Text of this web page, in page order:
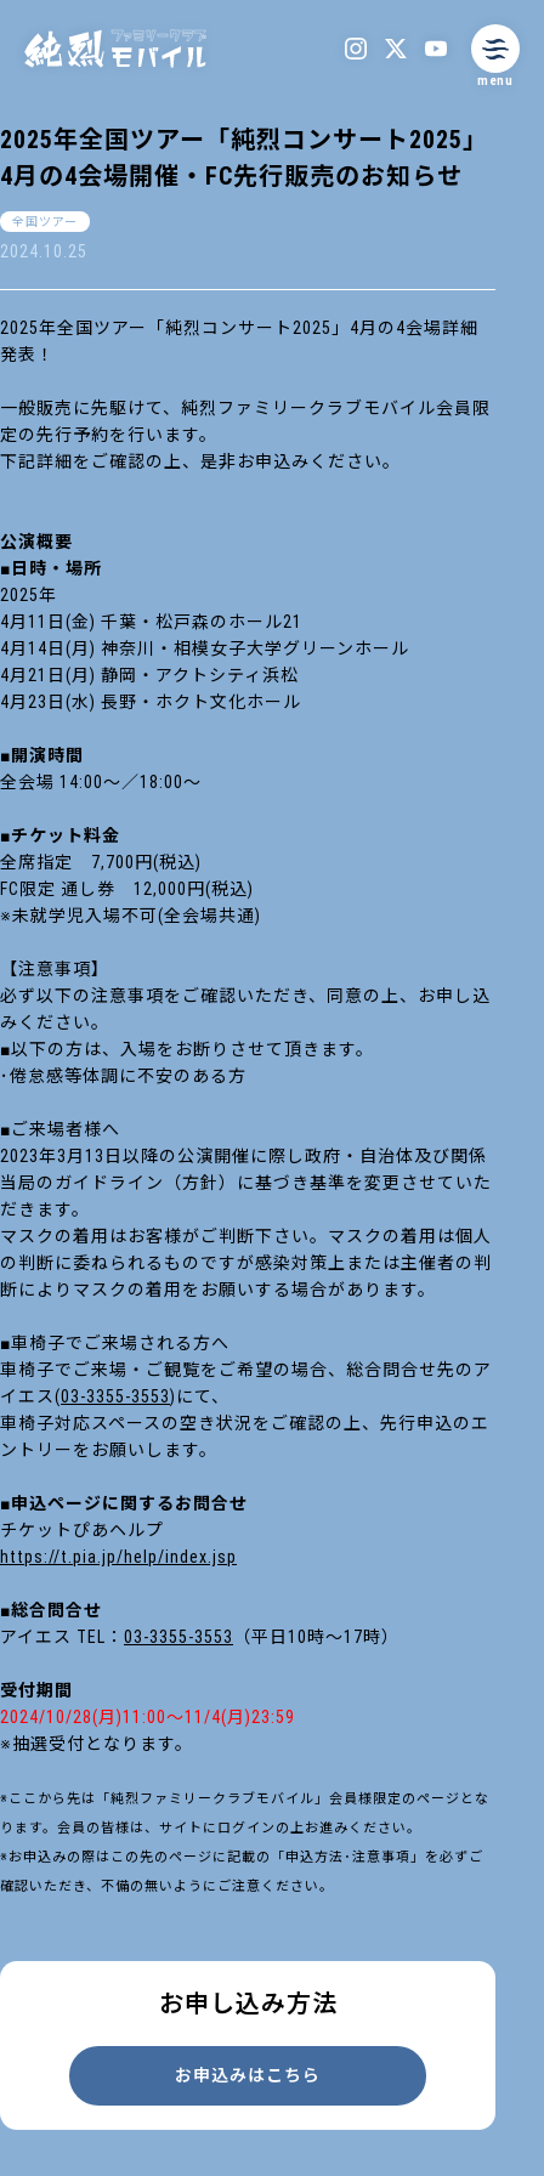
menu
2025年全国ツアー「純烈コンサート2025」
4月の4会場開催・FC先行販売のお知らせ
全国ツアー
2024.10.25
2025年全国ツアー「純烈コンサート2025」4月の4会場詳細
発表！
一般販売に先駆けて、純烈ファミリークラブモバイル会員限
定の先行予約を行います。
下記詳細をご確認の上、是非お申込みください。
公演概要
■日時・場所
2025年
4月11日(金) 千葉・松戸森のホール21
4月14日(月) 神奈川・相模女子大学グリーンホール
4月21日(月) 静岡・アクトシティ浜松
4月23日(水) 長野・ホクト文化ホール
■開演時間
全会場 14:00～／18:00～
■チケット料金
全席指定 7,700円(税込)
FC限定 通し券 12,000円(税込)
※未就学児入場不可(全会場共通)
【注意事項】
必ず以下の注意事項をご確認いただき、同意の上、お申し込
みください。
■以下の方は、入場をお断りさせて頂きます。
･倦怠感等体調に不安のある方
■ご来場者様へ
2023年3月13日以降の公演開催に際し政府・自治体及び関係
当局のガイドライン（方針）に基づき基準を変更させていた
だきます。
マスクの着用はお客様がご判断下さい。マスクの着用は個人
の判断に委ねられるものですが感染対策上または主催者の判
断によりマスクの着用をお願いする場合があります。
■車椅子でご来場される方へ
車椅子でご来場・ご観覧をご希望の場合、総合問合せ先のア
イエス(03-3355-3553)にて、
車椅子対応スペースの空き状況をご確認の上、先行申込のエ
ントリーをお願いします。
■申込ページに関するお問合せ
チケットぴあヘルプ
https://t.pia.jp/help/index.jsp
■総合問合せ
アイエス TEL： 03-3355-3553 （平日10時～17時）
受付期間
2024/10/28(月)11:00～11/4(月)23:59
※抽選受付となります。
※ここから先は「純烈ファミリークラブモバイル」会員様限定のページとな
ります。会員の皆様は、サイトにログインの上お進みください。
※お申込みの際はこの先のページに記載の「申込方法･注意事項」を必ずご
確認いただき、不備の無いようにご注意ください。
お申し込み方法
お申込みはこちら